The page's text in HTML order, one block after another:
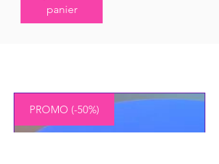
panier
PROMO (-50%)